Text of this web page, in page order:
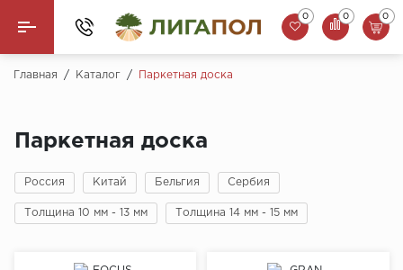
Назад
Кварцвинил (LVT)
Паркетная доска
0 0 0
Главная / Каталог / Паркетная доска
Паркетная доска
Россия Китай Бельгия Сербия
Толщина 10 мм - 13 мм Толщина 14 мм - 15 мм